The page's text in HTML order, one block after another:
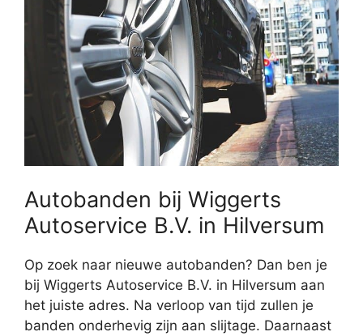
Autobanden bij Wiggerts
Autoservice B.V. in Hilversum
Op zoek naar nieuwe autobanden? Dan ben je
bij Wiggerts Autoservice B.V. in Hilversum aan
het juiste adres. Na verloop van tijd zullen je
banden onderhevig zijn aan slijtage. Daarnaast